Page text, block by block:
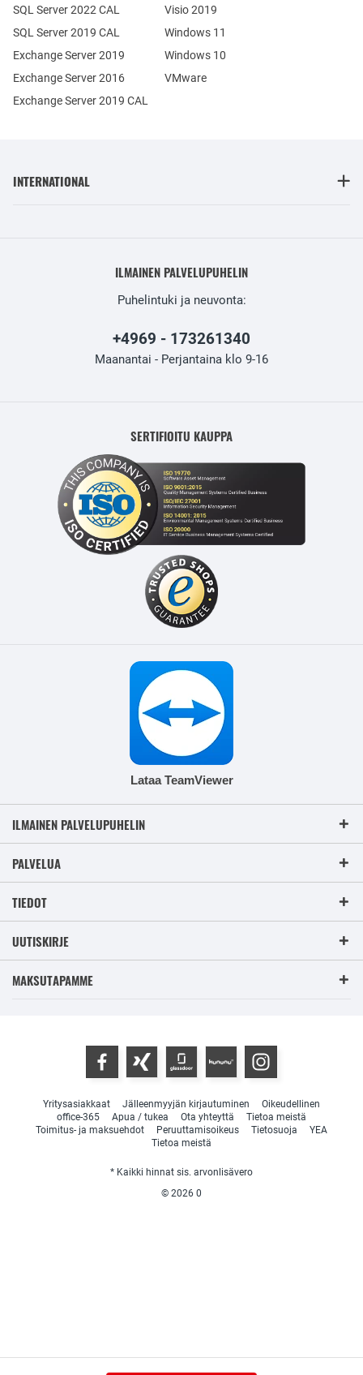
Exchange Server 2019
Exchange Server 2016
SQL Server 2022 CAL
SQL Server 2019 CAL
Exchange Server 2019 CAL
Visio 2019
Windows 11
Windows 10
VMware
INTERNATIONAL
ILMAINEN PALVELUPUHELIN
Puhelintuki ja neuvonta:
+4969 - 173261340
Maanantai - Perjantaina klo 9-16
SERTIFIOITU KAUPPA
Lataa TeamViewer
ILMAINEN PALVELUPUHELIN
PALVELUA
TIEDOT
UUTISKIRJE
MAKSUTAPAMME
Yritysasiakkaat Jälleenmyyjän kirjautuminen
Oikeudellinen
office-365
Apua / tukea Ota yhteyttä
Tietoa meistä
Toimitus- ja maksuehdot
Peruuttamisoikeus Tietosuoja
YEA
Tietoa meistä
* Kaikki hinnat sis. arvonlisävero
© 2026 0